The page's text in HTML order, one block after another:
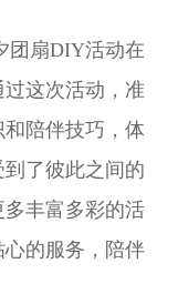
团扇DIY活动在
这次活动，准
陪伴技巧，体
了彼此之间的
丰富多彩的活
的服务，陪伴